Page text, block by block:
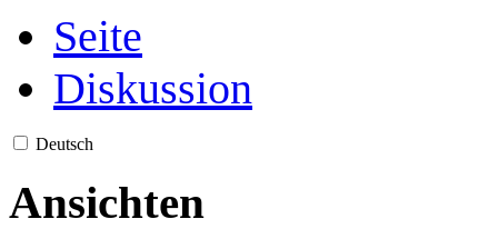
Seite
Diskussion
Deutsch
Ansichten